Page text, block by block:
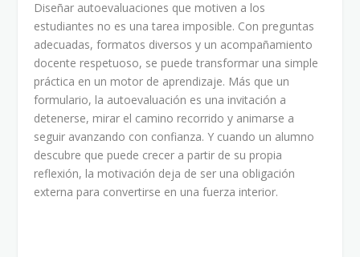
Diseñar autoevaluaciones que motiven a los
estudiantes no es una tarea imposible. Con preguntas
adecuadas, formatos diversos y un acompañamiento
docente respetuoso, se puede transformar una simple
práctica en un motor de aprendizaje. Más que un
formulario, la autoevaluación es una invitación a
detenerse, mirar el camino recorrido y animarse a
seguir avanzando con confianza. Y cuando un alumno
descubre que puede crecer a partir de su propia
reflexión, la motivación deja de ser una obligación
externa para convertirse en una fuerza interior.